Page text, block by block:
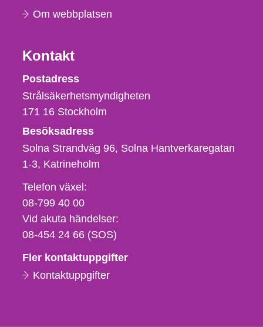
Om webbplatsen
Kontakt
Strålsäkerhetsmyndigheten
Postadress
Strålsäkerhetsmyndigheten
171 16 Stockholm
Besöksadress
Solna Strandväg 96, Solna Hantverkaregatan
1-3 Katrineholm
Telefon,
fax
och
e-
Telefon växel:
08-799 40 00
Vid akuta händelser:
08-454 24 66 (SOS)
Fler kontaktuppgifter
Kontaktuppgifter